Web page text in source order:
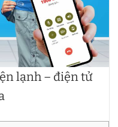
lạnh – điện tử